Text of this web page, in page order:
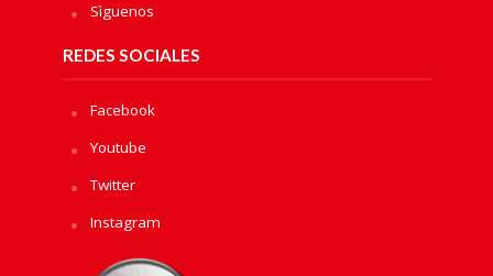
Sìguenos
REDES SOCIALES
Facebook
Youtube
Twitter
Instagram